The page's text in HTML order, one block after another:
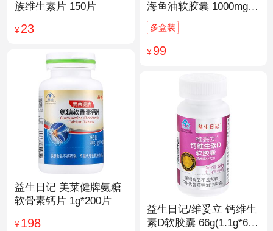
海鱼油软胶囊 1000mg/
粒*200粒
多盒装
¥99
族维生素片 150片
¥23
益生日记 美莱健牌氨糖
软骨素钙片 1g*200片
¥198
益生日记/维妥立 钙维生
素D软胶囊 66g(1.1g*60